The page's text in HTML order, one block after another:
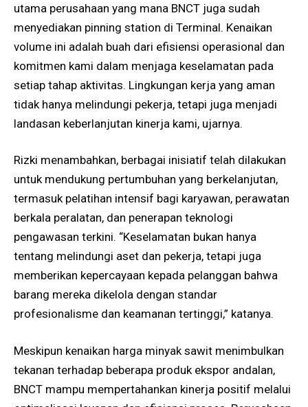
utama perusahaan yang mana BNCT juga sudah
menyediakan pinning station di Terminal. Kenaikan
volume ini adalah buah dari efisiensi operasional dan
komitmen kami dalam menjaga keselamatan pada
setiap tahap aktivitas. Lingkungan kerja yang aman
tidak hanya melindungi pekerja, tetapi juga menjadi
landasan keberlanjutan kinerja kami, ujarnya.
Rizki menambahkan, berbagai inisiatif telah dilakukan
untuk mendukung pertumbuhan yang berkelanjutan,
termasuk pelatihan intensif bagi karyawan, perawatan
berkala peralatan, dan penerapan teknologi
pengawasan terkini. “Keselamatan bukan hanya
tentang melindungi aset dan pekerja, tetapi juga
memberikan kepercayaan kepada pelanggan bahwa
barang mereka dikelola dengan standar
profesionalisme dan keamanan tertinggi,” katanya.
Meskipun kenaikan harga minyak sawit menimbulkan
tekanan terhadap beberapa produk ekspor andalan,
BNCT mampu mempertahankan kinerja positif melalui